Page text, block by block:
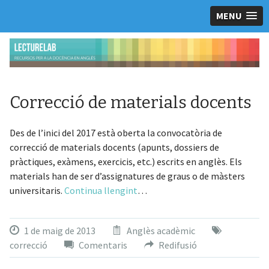
MENU
Correcció de materials docents
Des de l’inici del 2017 està oberta la convocatòria de
correcció de materials docents (apunts, dossiers de
pràctiques, exàmens, exercicis, etc.) escrits en anglès. Els
materials han de ser d’assignatures de graus o de màsters
universitaris. Continua llengint…
1 de maig de 2013
Anglès acadèmic
correcció
Comentaris Redifusió